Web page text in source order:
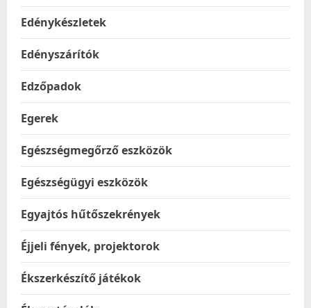
Edénykészletek
Edényszárítók
Edzőpadok
Egerek
Egészségmegőrző eszközök
Egészségügyi eszközök
Egyajtós hűtőszekrények
Éjjeli fények, projektorok
Ékszerkészítő játékok